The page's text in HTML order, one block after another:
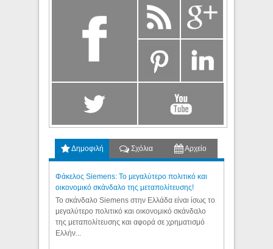
Δημοφιλή Σχόλια Αρχείο
Φάκελος Siemens: Το μεγαλύτερο πολιτικό και
οικονομικό σκάνδαλο της μεταπολίτευσης!
Το σκάνδαλο Siemens στην Ελλάδα είναι ίσως το
μεγαλύτερο πολιτικό και οικονομικό σκάνδαλο
της μεταπολίτευσης και αφορά σε χρηματισμό
Ελλήν...